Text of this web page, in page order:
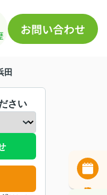
お問い合わせ
田
さい